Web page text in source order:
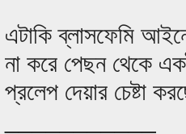
এটাকি ব্লাসফেমি
না করে পেছন থেকে
প্রলেপ দেয়ার চেষ্টা